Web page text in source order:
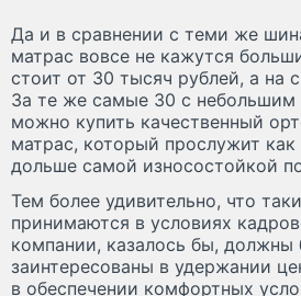
Да и в сравнении с теми же
матрас вовсе не кажутся
стоит от 30 тысяч рублей, а на
За те же самые 30 с небольшим
можно купить качественный
матрас, который прослужит
дольше самой износостойкой
Тем более удивительно, что
принимаются в условиях
компании, казалось бы, должны
заинтересованы в удержании
в обеспечении комфортных